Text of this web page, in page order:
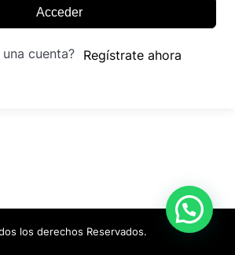
Acceder
cuenta? Regístrate ahora
los derechos Reservados.